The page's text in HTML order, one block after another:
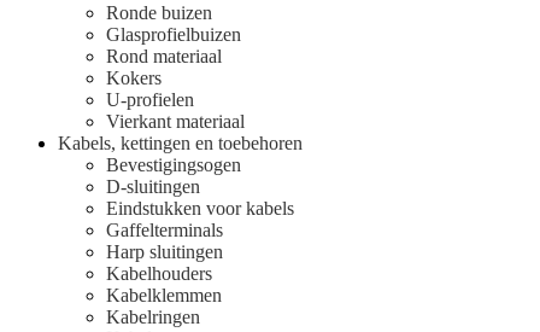
Ronde buizen
Glasprofielbuizen
Rond materiaal
Kokers
U-profielen
Vierkant materiaal
Kabels, kettingen en toebehoren
Bevestigingsogen
D-sluitingen
Eindstukken voor kabels
Gaffelterminals
Harp sluitingen
Kabelhouders
Kabelklemmen
Kabelringen